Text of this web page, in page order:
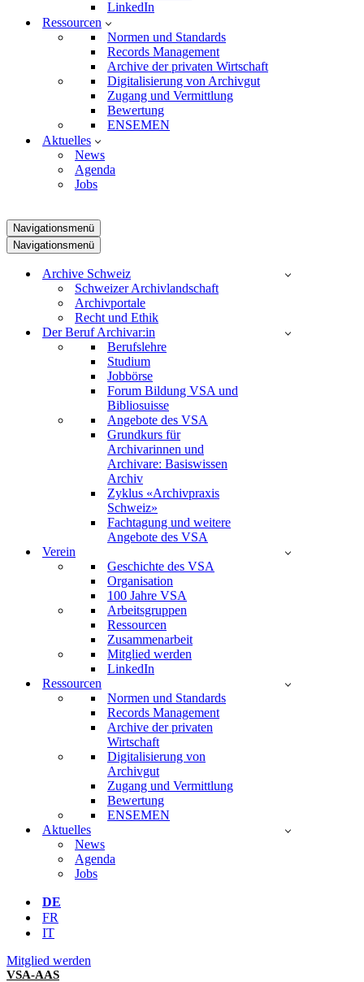
LinkedIn
Ressourcen
Normen und Standards
Records Management
Archive der privaten Wirtschaft
Digitalisierung von Archivgut
Zugang und Vermittlung
Bewertung
ENSEMEN
Aktuelles
News
Agenda
Jobs
Navigationsmenü
Navigationsmenü
Archive Schweiz
Schweizer Archivlandschaft
Archivportale
Recht und Ethik
Der Beruf Archivar:in
Berufslehre
Studium
Jobbörse
Forum Bildung VSA und
Bibliosuisse
Angebote des VSA
Grundkurs für
Archivarinnen und
Archivare: Basiswissen
Archiv
Zyklus «Archivpraxis
Schweiz»
Fachtagung und weitere
Angebote des VSA
Verein
Geschichte des VSA
Organisation
100 Jahre VSA
Arbeitsgruppen
Ressourcen
Zusammenarbeit
Mitglied werden
LinkedIn
Ressourcen
Normen und Standards
Records Management
Archive der privaten
Wirtschaft
Digitalisierung von
Archivgut
Zugang und Vermittlung
Bewertung
ENSEMEN
Aktuelles
News
Agenda
Jobs
DE
FR
IT
Mitglied werden
VSA-AAS